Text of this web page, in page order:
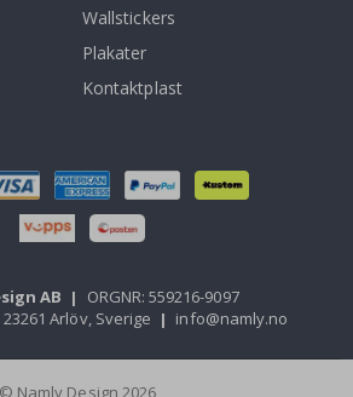
Wallstickers
Plakater
Kontaktplast
AB |
ORGNR: 559216-9097
Arlöv, Sverige | info@namly.no